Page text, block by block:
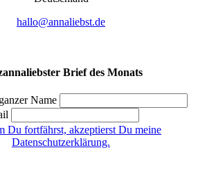
hallo@annaliebst.de
Brief des Monats
Name
Du fortfährst, akzeptierst Du meine
Datenschutzerklärung.